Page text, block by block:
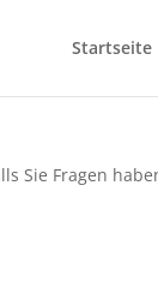
Startseite
Sie Fragen